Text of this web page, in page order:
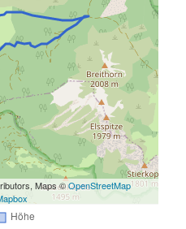
Maps ©OpenStreetMap